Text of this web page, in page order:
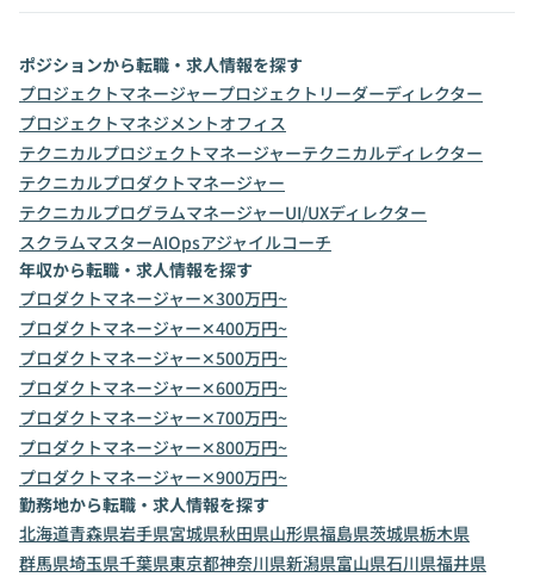
ポジションから転職・求人情報を探す
プロジェクトマネージャープロジェクトリーダーディレクター
プロジェクトマネジメントオフィス
テクニカルプロジェクトマネージャーテクニカルディレクター
テクニカルプロダクトマネージャー
テクニカルプログラムマネージャーUI/UXディレクター
スクラムマスターAIOpsアジャイルコーチ
年収から転職・求人情報を探す
プロダクトマネージャー✕300万円~
プロダクトマネージャー✕400万円~
プロダクトマネージャー✕500万円~
プロダクトマネージャー✕600万円~
プロダクトマネージャー✕700万円~
プロダクトマネージャー✕800万円~
プロダクトマネージャー✕900万円~
勤務地から転職・求人情報を探す
北海道青森県岩手県宮城県秋田県山形県福島県茨城県栃木県
群馬県埼玉県千葉県東京都神奈川県新潟県富山県石川県福井県